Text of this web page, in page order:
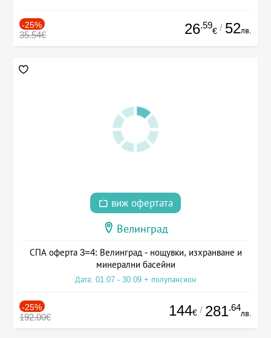
-25%
35.54€ 26.59
€ / 52лв.
виж офертата
Велинград
СПА оферта 3=4: Велинград - нощувки, изхранване и
минерални басейни
Дата: 01.07 - 30.09 + полупансион
-25%
192.00€ 144€ / 281.64
лв.